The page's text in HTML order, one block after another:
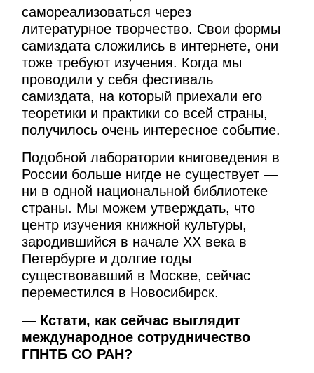
самореализоваться через
литературное творчество. Свои формы
самиздата сложились в интернете, они
тоже требуют изучения. Когда мы
проводили у себя фестиваль
самиздата, на который приехали его
теоретики и практики со всей страны,
получилось очень интересное событие.
Подобной лаборатории книговедения в
России больше нигде не существует —
ни в одной национальной библиотеке
страны. Мы можем утверждать, что
центр изучения книжной культуры,
зародившийся в начале ХХ века в
Петербурге и долгие годы
существовавший в Москве, сейчас
переместился в Новосибирск.
— Кстати, как сейчас выглядит
международное сотрудничество
ГПНТБ СО РАН?